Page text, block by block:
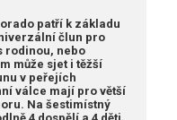
patří k základu
člun pro
rodinou, nebo
může sjet i těžší
v peřejích
válce mají pro větší
Na šestimístný